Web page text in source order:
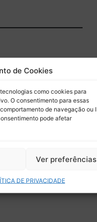
de Cookies
como cookies para
O consentimento para essas
de navegação ou
pode afetar
Ver preferências
DE PRIVACIDADE
Assinar